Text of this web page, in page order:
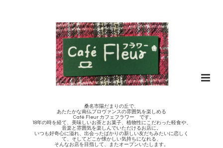
桑名市陽だまりの丘で、
あたたかな南仏プロヴァンスの雰囲気を楽しめる
Café Fleur カフェフラワー です。
18年の時を経て、美味しいお茶とお菓子、植物性にこだわった軽食や、
音楽と雰囲気を楽しんでいただけるお店に。
いつも好奇心に溢れ、出会ったばかりの新しい友だちみたいに恋しく
て、そしてどこか懐かしい気持ちになれる、
そんなお店を目指して、またオープンいたします。